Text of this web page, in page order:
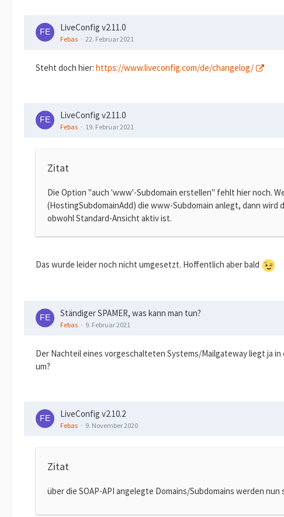
LiveConfig v2.11.0
Febas 22. Februar 2021
Steht doch hier: https://www.liveconfig.com/de/changelog/
LiveConfig v2.11.0
Febas 19. Februar 2021
Zitat
Die Option "auch 'www'-Subdomain erstellen" fehlt hier noch.
(HostingSubdomainAdd) die www-Subdomain anlegt, dann
obwohl Standard-Ansicht aktiv ist.
Das wurde leider noch nicht umgesetzt. Hoffentlich aber bald
Ständiger SPAMER, was kann man tun?
Febas 9. Februar 2021
Der Nachteil eines vorgeschalteten Systems/Mailgateway liegt ja
um?
LiveConfig v2.10.2
Febas 9. November 2020
Zitat
über die SOAP-API angelegte Domains/Subdomains werden